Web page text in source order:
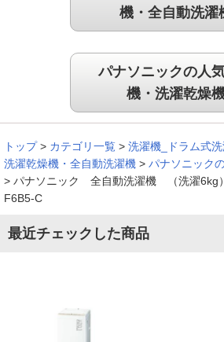
機・全自動洗濯
パナソニックの人
機・洗濯乾燥
トップ > カテゴリ一覧 > 洗濯機_ドラム式
洗濯乾燥機・全自動洗濯機 > パナソニック
> パナソニック 全自動洗濯機 （洗濯
F6B5-C
最近チェックした商品